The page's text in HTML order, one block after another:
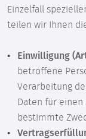
Einzelfall
teilen wir Ihnen
Einwilligung
betroffene
Verarbeitung
Daten für
bestimmte